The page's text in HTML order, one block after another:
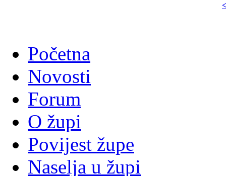
Početna
Novosti
Forum
O župi
Povijest župe
Naselja u župi